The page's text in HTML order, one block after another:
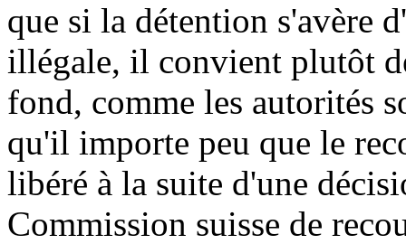
que si la détention s'avère
illégale, il convient plutôt
fond, comme les autorités
qu'il importe peu que le
libéré à la suite d'une
Commission suisse de